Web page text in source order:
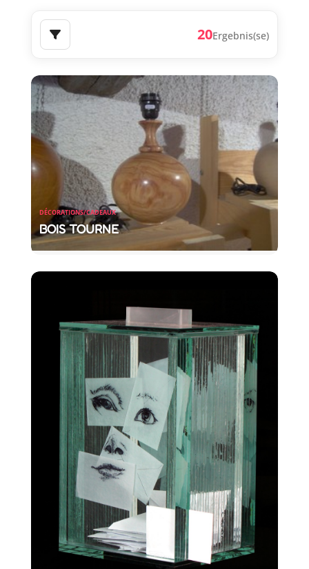
Weitere Filter 20Ergebnis(se)
BOIS TOURNE
DÉCORATIONS/CADEAUX